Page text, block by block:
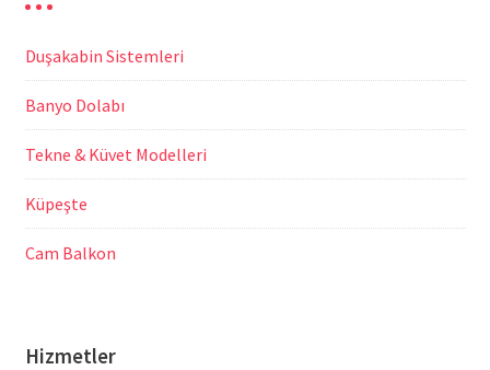
Duşakabin Sistemleri
Banyo Dolabı
Tekne & Küvet Modelleri
Küpeşte
Cam Balkon
Hizmetler